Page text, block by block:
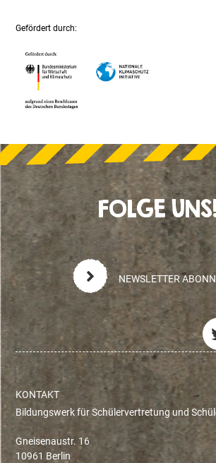
Gefördert durch:
FOLGE
NEWSLETTER
KONTAKT
Bildungswerk für Schülervertretung und
Gneisenaustr. 16
10961 Berlin